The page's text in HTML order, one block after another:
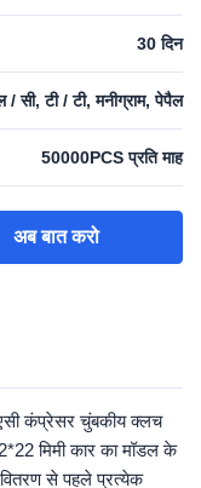
30 दिन
/ सी, टी / टी, मनीग्राम, पेपैल
50000PCS प्रति माह
अब बात करो
कंप्रेसर चुंबकीय क्लच
मिमी कार का मॉडल के
से पहले प्रत्येक